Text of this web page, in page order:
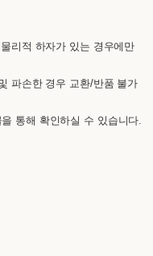
리적 하자가 있는 경우에만
파손한 경우 교환/반품 불가
통해 확인하실 수 있습니다.